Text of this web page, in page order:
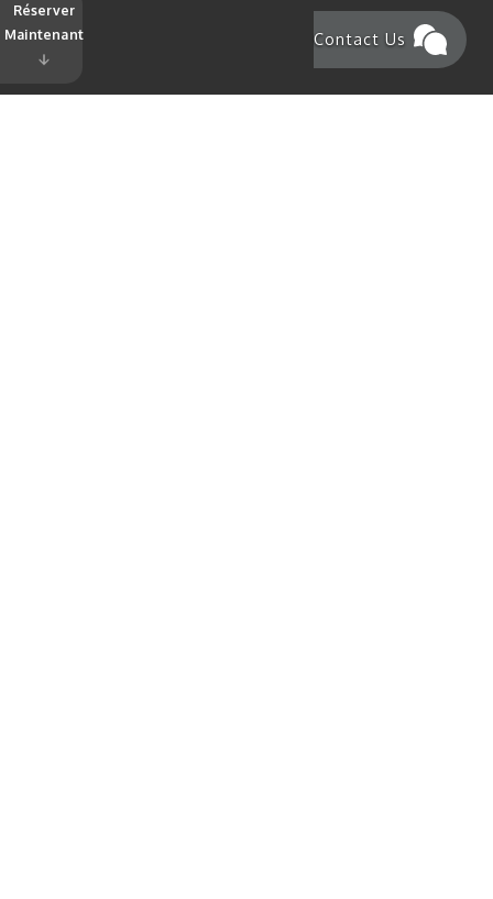
Réserver
Maintenant
Contact Us